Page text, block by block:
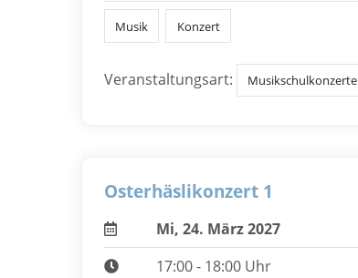
Musik Konzert
Veranstaltungsart: Musikschulkonzerte
Osterhäslikonzert 1
Mi, 24. März 2027
17:00 - 18:00 Uhr